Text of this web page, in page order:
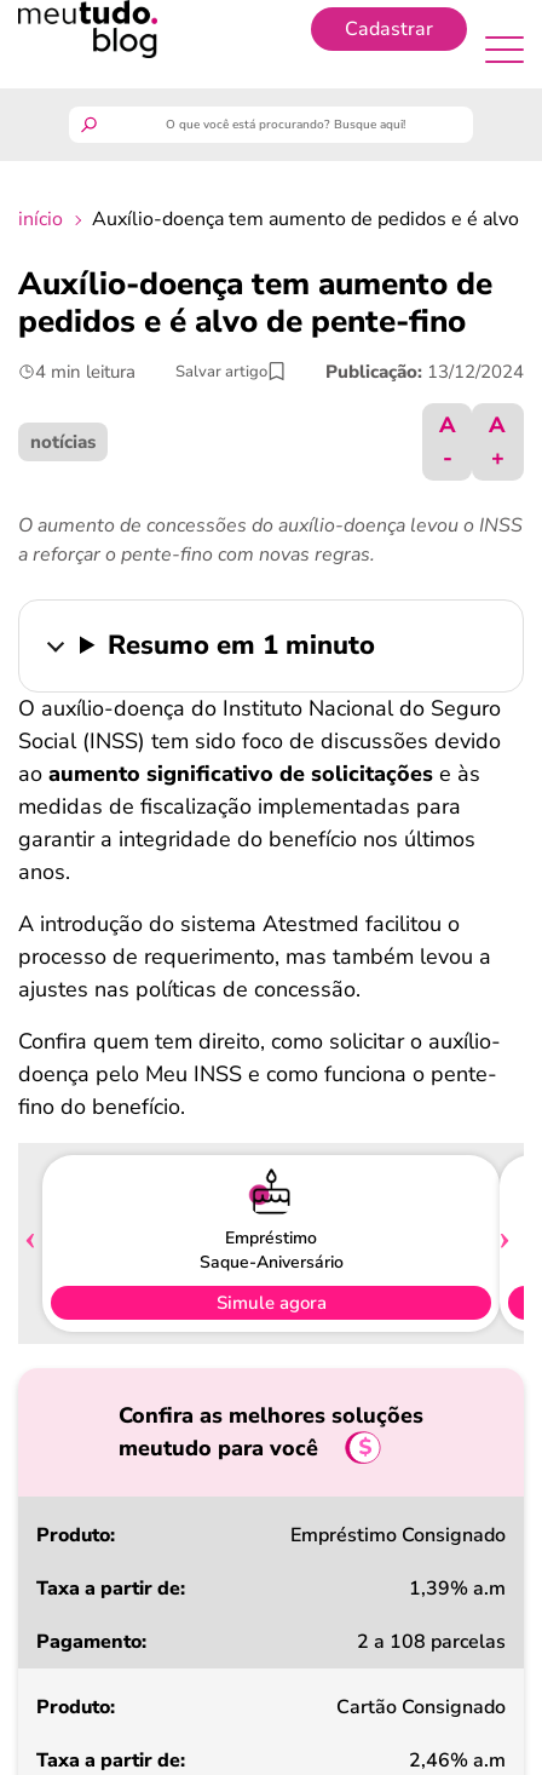
Cadastrar
finanças
benefícios
crédito fácil
ferramentas
início Auxílio-doença tem aumento de pedidos e é alvo
Auxílio-doença tem aumento de
pedidos e é alvo de pente-fino
4 min leitura Salvar artigo Publicação: 13/12/2024
notícias
A
-
A
+
O aumento de concessões do auxílio-doença levou o INSS
a reforçar o pente-fino com novas regras.
Resumo em 1 minuto
O auxílio-doença do Instituto Nacional do Seguro
Social (INSS) tem sido foco de discussões devido
ao aumento significativo de solicitações e às
medidas de fiscalização implementadas para
garantir a integridade do benefício nos últimos
anos.
A introdução do sistema Atestmed facilitou o
processo de requerimento, mas também levou a
ajustes nas políticas de concessão.
Confira quem tem direito, como solicitar o auxílio-
doença pelo Meu INSS e como funciona o pente-
fino do benefício.
Empréstimo
Saque-Aniversário
Simule agora
Confira as melhores soluções
meutudo para você
Produto
a
de
Empréstimo Consignado
1,39% a.m
2 a 108 parcelas
Cartão Consignado
2,46% a.m